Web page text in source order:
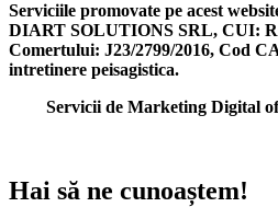
Serviciile promovate pe acest
DIART SOLUTIONS SRL, CUI:
Comertului: J23/2799/2016, Cod
intretinere peisagistica.
Servicii de Marketing Digital
Hai să ne cunoaștem!